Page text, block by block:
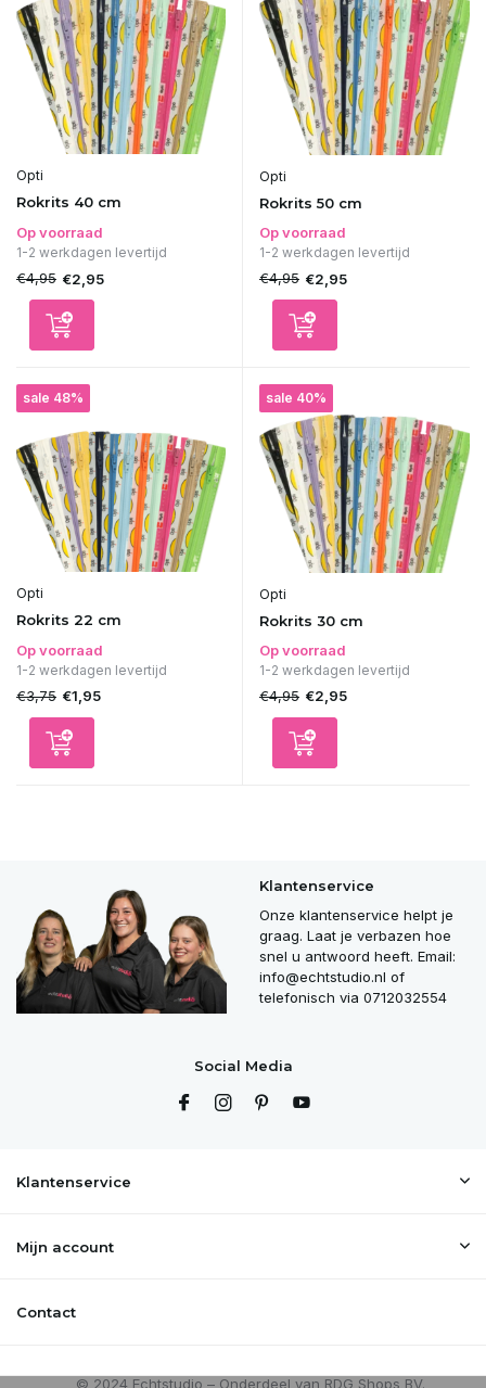
Opti
Rokrits 40 cm
Op voorraad
1-2 werkdagen levertijd
€4,95 €2,95
Opti
Rokrits 50 cm
Op voorraad
1-2 werkdagen levertijd
€4,95 €2,95
sale 48%
Opti
Rokrits 22 cm
Op voorraad
1-2 werkdagen levertijd
€3,75 €1,95
sale 40%
Opti
Rokrits 30 cm
Op voorraad
1-2 werkdagen levertijd
€4,95 €2,95
Klantenservice
Onze klantenservice helpt je
graag. Laat je verbazen hoe
snel u antwoord heeft. Email:
info@echtstudio.nl of
telefonisch via 0712032554
Social Media
Klantenservice
Mijn account
Contact